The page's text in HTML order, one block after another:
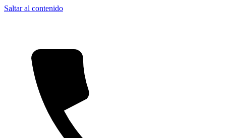
Saltar al contenido